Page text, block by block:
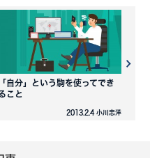
「自分」という駒を使ってでき
こと
2013.2.4 小川忠洋